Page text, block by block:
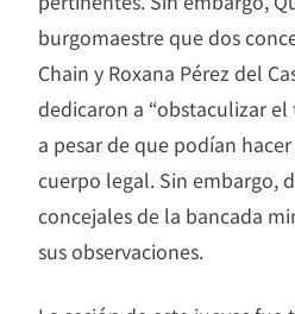
burgomaestre que dos
Chain y Roxana Pérez del
dedicaron a “obstaculizar
a pesar de que podían
cuerpo legal. Sin embargo,
concejales de la bancada
sus observaciones.